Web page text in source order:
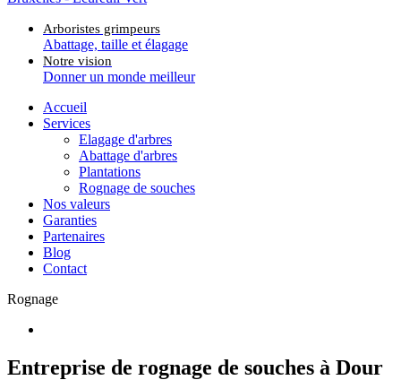
Arboristes grimpeurs
Abattage, taille et élagage
Notre vision
Donner un monde meilleur
Accueil
Services
Elagage d'arbres
Abattage d'arbres
Plantations
Rognage de souches
Nos valeurs
Garanties
Partenaires
Blog
Contact
Rognage
Entreprise de rognage de souches à Dour